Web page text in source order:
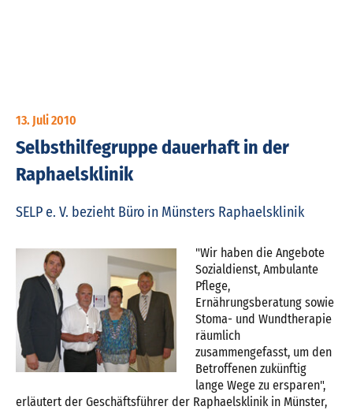
13. Juli 2010
Selbsthilfegruppe dauerhaft in der
Raphaelsklinik
SELP e. V. bezieht Büro in Münsters Raphaelsklinik
"Wir haben die Angebote
Sozialdienst, Ambulante
Pflege,
Ernährungsberatung sowie
Stoma- und Wundtherapie
räumlich
zusammengefasst, um den
Betroffenen zukünftig
lange Wege zu ersparen",
erläutert der Geschäftsführer der Raphaelsklinik in Münster,